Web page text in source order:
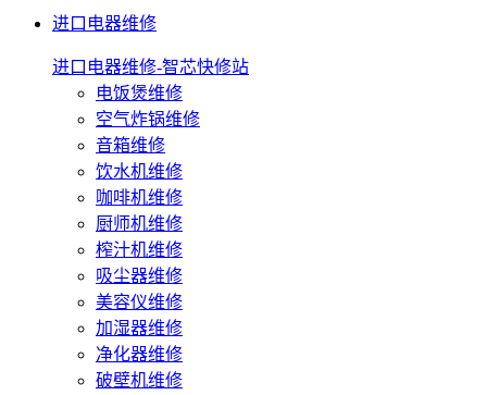
进口电器维修
进口电器维修-智芯快修站
电饭煲维修
空气炸锅维修
音箱维修
饮水机维修
咖啡机维修
厨师机维修
榨汁机维修
吸尘器维修
美容仪维修
加湿器维修
净化器维修
破壁机维修